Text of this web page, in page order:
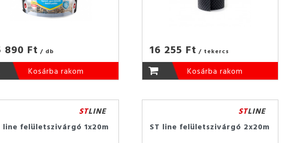
890 Ft / db
Kosárba rakom
16 255 Ft / tekercs
Kosárba rakom
STLINE
line felületszivárgó 1x20m
STLINE
ST line felületszivárgó 2x20m